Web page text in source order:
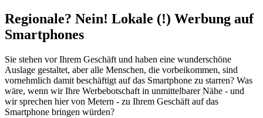
Regionale? Nein! Lokale (!) Werbung auf
Smartphones
Sie stehen vor Ihrem Geschäft und haben eine wunderschöne
Auslage gestaltet, aber alle Menschen, die vorbeikommen, sind
vornehmlich damit beschäftigt auf das Smartphone zu starren? Was
wäre, wenn wir Ihre Werbebotschaft in unmittelbarer Nähe - und
wir sprechen hier von Metern - zu Ihrem Geschäft auf das
Smartphone bringen würden?